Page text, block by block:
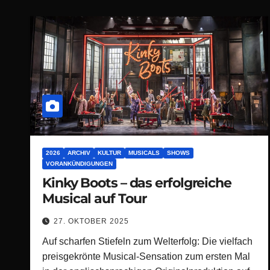
2026 ARCHIV KULTUR MUSICALS
SHOWS
VORANKÜNDIGUNGEN
Kinky Boots – das erfolgreiche
Musical auf Tour
27. OKTOBER 2025
Auf scharfen Stiefeln zum Welterfolg: Die vielfach
preisgekrönte Musical-Sensation zum ersten Mal